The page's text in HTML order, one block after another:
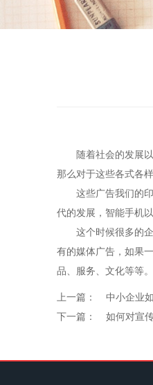
随着社会的发展以
那么对于这些各式各
这些广告我们的印
代的发展，智能手机
这个时候很多的企
有的媒体广告，如果
品、服务、文化等等
上一篇：
中小企业
下一篇：
如何对宣